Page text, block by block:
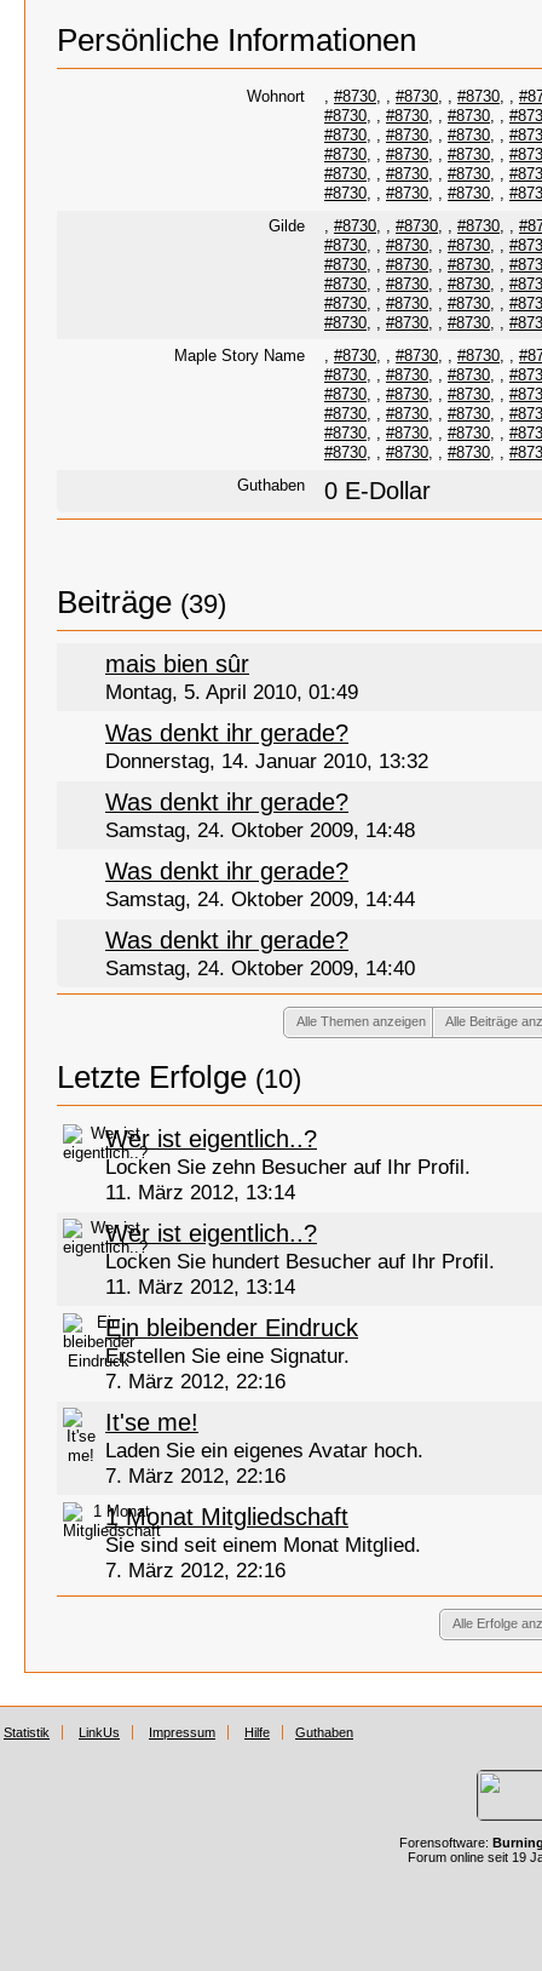
Persönliche Informationen
Wohnort , #8730, , #8730, , #8730, ,
#8730, , #8730, , #8730, ,
#8730, , #8730, , #8730, ,
#8730, , #8730, , #8730, ,
#8730, , #8730, , #8730, ,
#8730, , #8730, , #8730, ,
Gilde
, #8730, , #8730, , #8730, ,
#8730, , #8730, , #8730, ,
#8730, , #8730, , #8730, ,
#8730, , #8730, , #8730, ,
#8730, , #8730, , #8730, ,
#8730, , #8730, , #8730, ,
Maple Story Name
, #8730, , #8730, , #8730, ,
#8730, , #8730, , #8730, ,
#8730, , #8730, , #8730, ,
#8730, , #8730, , #8730, ,
#8730, , #8730, , #8730, ,
#8730, , #8730, , #8730, ,
Guthaben
0 E-Dollar
Beiträge (39)
mais bien sûr
Montag, 5. April 2010, 01:49
Was denkt ihr gerade?
Donnerstag, 14. Januar 2010, 13:32
Was denkt ihr gerade?
Samstag, 24. Oktober 2009, 14:48
Was denkt ihr gerade?
Samstag, 24. Oktober 2009, 14:44
Was denkt ihr gerade?
Samstag, 24. Oktober 2009, 14:40
Alle Beiträge
Alle Themen anzeigen
Letzte Erfolge (10)
Wer ist eigentlich..?
Locken Sie zehn Besucher auf Ihr Profil.
11. März 2012, 13:14
Wer ist eigentlich..?
Locken Sie hundert Besucher auf Ihr Profil.
11. März 2012, 13:14
Ein bleibender Eindruck
Erstellen Sie eine Signatur.
7. März 2012, 22:16
It'se me!
Laden Sie ein eigenes Avatar hoch.
7. März 2012, 22:16
1 Monat Mitgliedschaft
Sie sind seit einem Monat Mitglied.
7. März 2012, 22:16
Alle Erfolge
Statistik LinkUs Impressum Hilfe Guthaben
Forensoftware:
Forum online seit 19